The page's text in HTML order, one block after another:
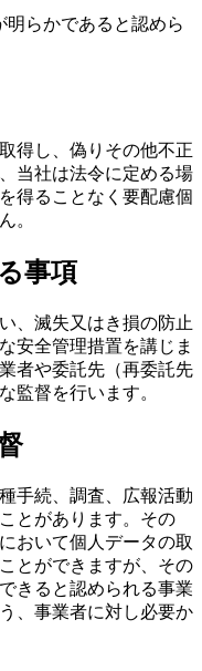
らかであると認めら
得し、偽りその他不正
当社は法令に定める場
得ることなく要配慮個
。
事項
、滅失又はき損の防止
安全管理措置を講じま
者や委託先（再委託先
監督を行います。
手続、調査、広報活動
とがあります。その
おいて個人データの取
とができますが、その
きると認められる事業
、事業者に対し必要か